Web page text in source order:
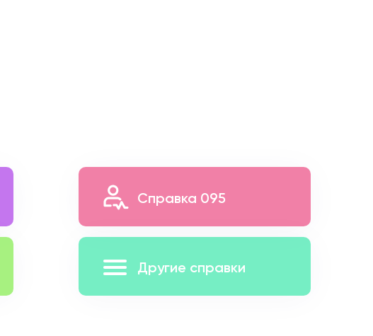
Справка 095
Другие справки